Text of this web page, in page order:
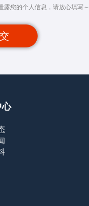
露您的个人信息，请放心填写～
心